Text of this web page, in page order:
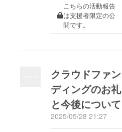
こちらの活動報告
は支援者限定の公
開です。
クラウドファン
ディングのお礼
と今後について
2025/05/28 21:27